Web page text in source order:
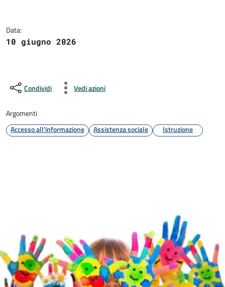
Data:
10 giugno 2026
Condividi Vedi azioni
Argomenti
Accesso all'informazione
Assistenza sociale Istruzione